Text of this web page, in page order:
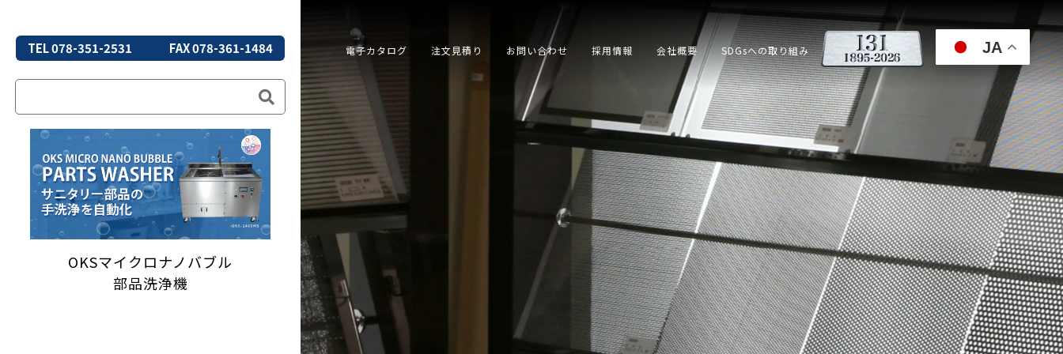
TEL 078-351-2531 FAX 078-361-1484
OKSマイクロナノバブル
部品洗浄機
電子カタログ 注文見積り お問い合わせ 採用情報 会社概要 SDGsへの取り組み JA